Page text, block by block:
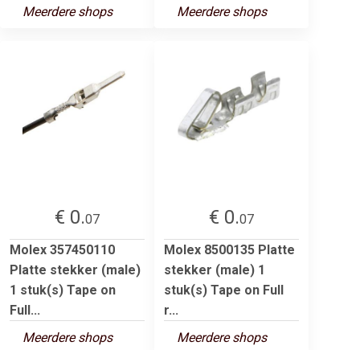
Meerdere shops Meerdere shops
€ 0.07
Molex 357450110
Platte stekker (male)
1 stuk(s) Tape on
Full...
Meerdere shops
€ 0.07
Molex 8500135 Platte
stekker (male) 1
stuk(s) Tape on Full
r...
Meerdere shops